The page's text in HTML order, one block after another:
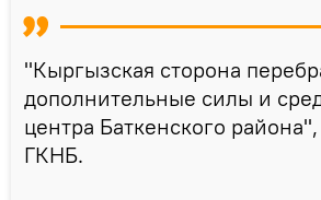
"Кыргызская сторона
дополнительные силы и
центра Баткенского
ГКНБ.